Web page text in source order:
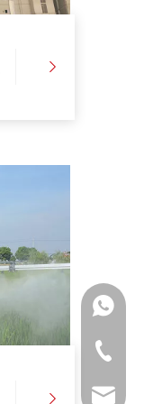
+86
+86-